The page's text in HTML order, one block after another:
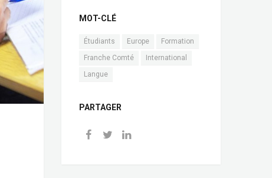
MOT-CLÉ
Étudiants Europe
Formation
Franche Comté
International
Langue
PARTAGER